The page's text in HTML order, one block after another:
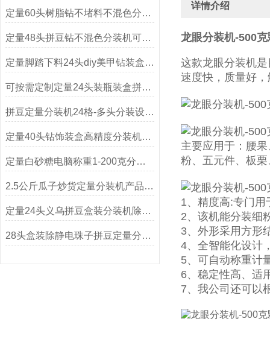
定量60头树脂钻不堵料不混色分装机
定量48头拼豆钻不混色分装机可按需定制
定量脚踏下料24头diy美甲钻装盒分装机厂家
可按需定制定量24头装瓶装盒拼豆分装机厂家
拼豆定量分装机24格-多头分装设备可非标定制
定量40头钻饰装盒高精度分装机生产厂家
定量白砂糖电脑称重1-200克分装机
2.5公斤瓜子炒货定量分装机产品简介
定量24头义乌拼豆盒装分装机除静电精度高
28头盒装除静电珠子拼豆定量分装机
详情介绍
龙眼分装机-500
这款龙眼分装机
速度快，质量好
主要应用于：腰
粉、五元件、板
1、精度高:专门
2、该机能分装细
3、外形采用方形
4、全智能化设计
5、可自动称重计
6、稳定性高、适
7、我公司还可以